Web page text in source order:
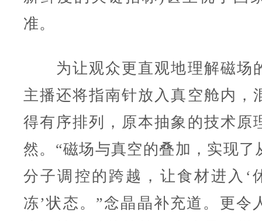
准。
为让观众更直观地理解磁场
主播还将指南针放入真空舱内，
得有序排列，原本抽象的技术原
然。“磁场与真空的叠加，实现了
分子调控的跨越，让食材进入‘
冻’状态。”念晶晶补充道。更令